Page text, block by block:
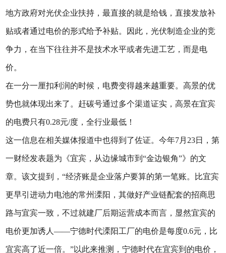
地方政府对光伏企业扶持，最直接的就是给钱，直接发放补
贴或者通过电价的形式给予补贴。因此，光伏制造企业的竞
争力，在当下往往并不是技术水平或者先进工艺，而是电
价。
在一分一厘扣利润的时候，电费变得越来越重要。高景的优
势也就体现出来了。赶碳号通过多个渠道证实，高景在宜宾
的电费只有0.28元/度，全行业最低！
这一信息在相关媒体报道中也得到了佐证。今年7月23日，第
一财经发表题为《宜宾，从边缘城市到“金边银角”》的文
章。该文提到，“经济账是企业落户要算的第一笔账。比宜宾
更早引进动力电池的常州溧阳，其做好产业链配套的招商思
路与宜宾一致，不过就建厂后期运营成本而言，显然宜宾的
电价更加诱人——宁德时代溧阳工厂的电价是每度0.6元，比
宜宾高了近一倍。”以此来推测，宁德时代在宜宾到的电价，